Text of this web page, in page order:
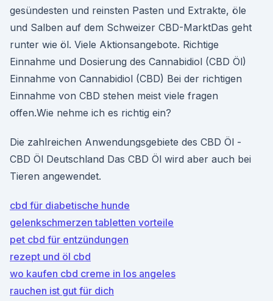
gesündesten und reinsten Pasten und Extrakte, öle
und Salben auf dem Schweizer CBD-MarktDas geht
runter wie öl. Viele Aktionsangebote. Richtige
Einnahme und Dosierung des Cannabidiol (CBD Öl)
Einnahme von Cannabidiol (CBD) Bei der richtigen
Einnahme von CBD stehen meist viele fragen
offen.Wie nehme ich es richtig ein?
Die zahlreichen Anwendungsgebiete des CBD Öl -
CBD Öl Deutschland Das CBD Öl wird aber auch bei
Tieren angewendet.
cbd für diabetische hunde
gelenkschmerzen tabletten vorteile
pet cbd für entzündungen
rezept und öl cbd
wo kaufen cbd creme in los angeles
rauchen ist gut für dich